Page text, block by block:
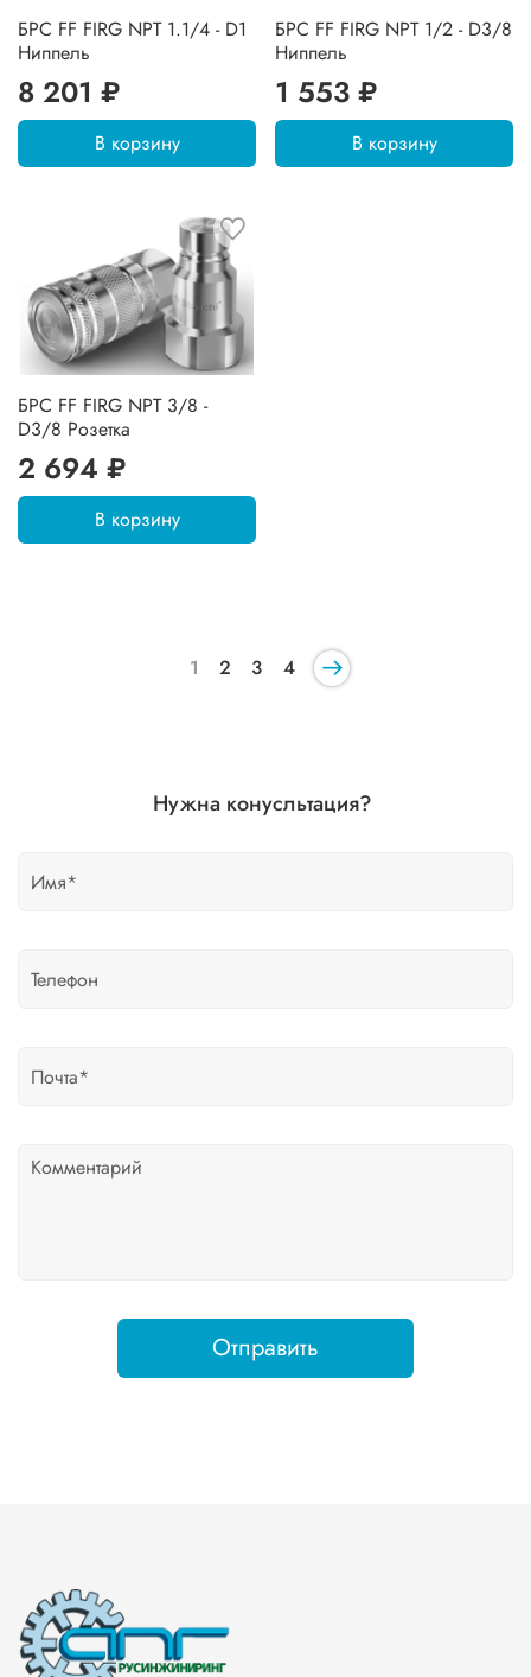
БРС FF FIRG NPT 1.1/4 - D1
Ниппель
8 201 ₽
В корзину
БРС FF FIRG NPT 1/2 - D3/8
Ниппель
1 553 ₽
В корзину
БРС FF FIRG NPT 3/8 -
D3/8 Розетка
2 694 ₽
В корзину
1 2 3 4
Нужна конусльтация?
Отправить